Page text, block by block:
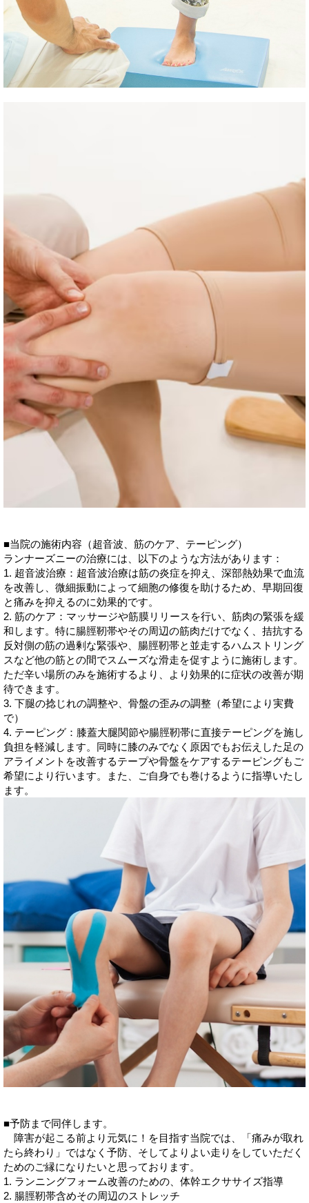
■当院の施術内容（超音波、筋のケア、テーピング）
ランナーズニーの治療には、以下のような方法があります：
1. 超音波治療：超音波治療は筋の炎症を抑え、深部熱効果で血流
を改善し、微細振動によって細胞の修復を助けるため、早期回復
と痛みを抑えるのに効果的です。
2. 筋のケア：マッサージや筋膜リリースを行い、筋肉の緊張を緩
和します。特に腸脛靭帯やその周辺の筋肉だけでなく、拮抗する
反対側の筋の過剰な緊張や、腸脛靭帯と並走するハムストリング
スなど他の筋との間でスムーズな滑走を促すように施術します。
ただ辛い場所のみを施術するより、より効果的に症状の改善が期
待できます。
3. 下腿の捻じれの調整や、骨盤の歪みの調整（希望により実費
で）
4. テーピング：膝蓋大腿関節や腸脛靭帯に直接テーピングを施し
負担を軽減します。同時に膝のみでなく原因でもお伝えした足の
アライメントを改善するテープや骨盤をケアするテーピングもご
希望により行います。また、ご自身でも巻けるように指導いたし
ます。
■予防まで同伴します。
障害が起こる前より元気に！を目指す当院では、「痛みが取れ
たら終わり」ではなく予防、そしてよりよい走りをしていただく
ためのご縁になりたいと思っております。
1. ランニングフォーム改善のための、体幹エクササイズ指導
2. 腸脛靭帯含めその周辺のストレッチ